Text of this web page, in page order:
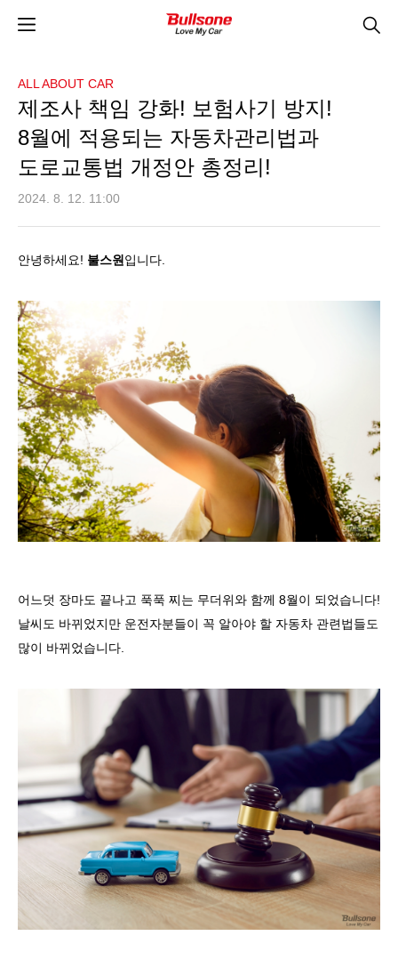
ALL ABOUT CAR
제조사 책임 강화! 보험사기 방지!
8월에 적용되는 자동차관리법과
도로교통법 개정안 총정리!
2024. 8. 12. 11:00
안녕하세요! 불스원 입니다
어느덧 장마도 끝나고 푹푹 찌는 무더위와 함께 8월이 되었습니다!
날씨도 바뀌었지만 운전자분들이 꼭 알아야 할 자동차 관련법들도
많이 바뀌었습니다